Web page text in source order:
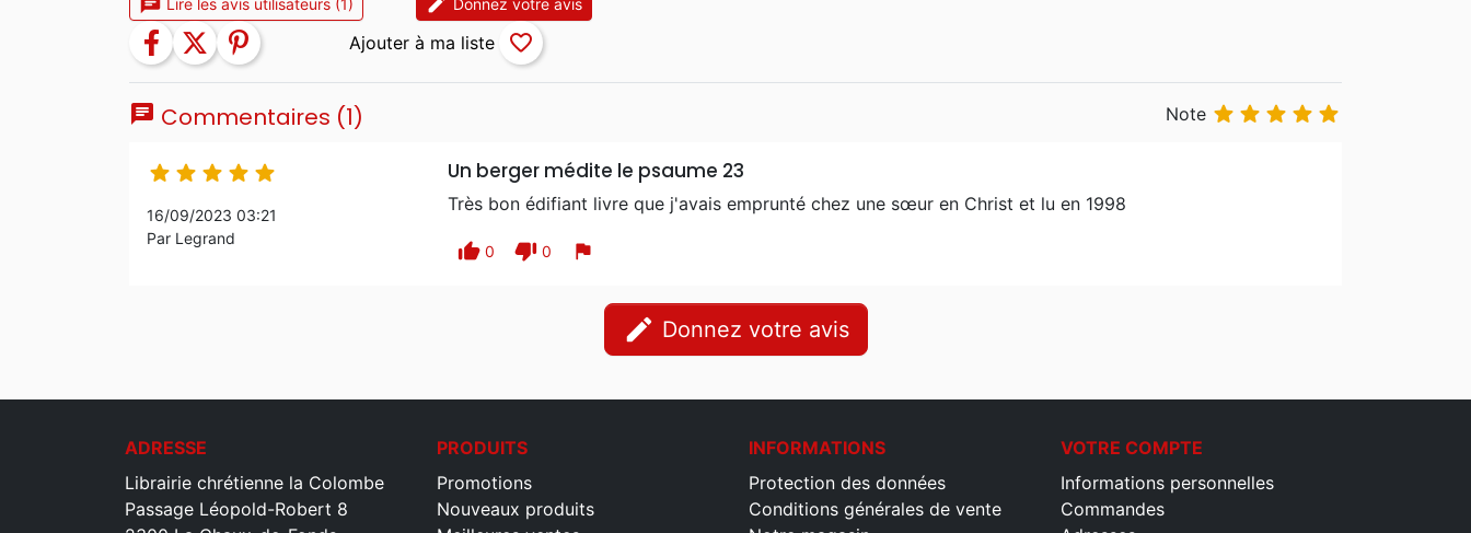
Lire les avis utilisateurs (1) Donnez votre avis
facebook twitter pinterest favorite_border
chat Commentaires (1) Note     
    
16/09/2023 03:21
Par Legrand
Un berger médite le psaume 23
Très bon édifiant livre que j'avais emprunté chez une sœur en Christ et lu en 1998
thumb_up 0 thumb_down 0 flag
edit Donnez votre avis
ADRESSE
Librairie chrétienne la Colombe
Passage Léopold-Robert 8
PRODUITS
Promotions
Nouveaux produits
INFORMATIONS
Protection des données
Conditions générales de vente
VOTRE COMPTE
Informations personnelles
Commandes